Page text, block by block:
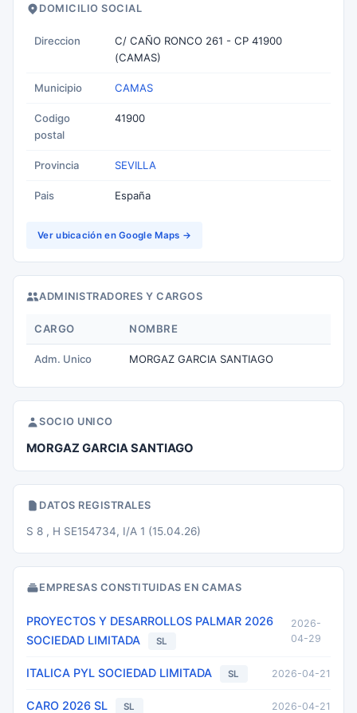
DOMICILIO SOCIAL
Direccion
C/ CAÑO RONCO 261 - CP 41900
(CAMAS)
Municipio CAMAS
Codigo
postal
41900
Provincia SEVILLA
Pais España
Ver ubicación en Google Maps →
ADMINISTRADORES Y CARGOS
CARGO NOMBRE
Adm. Unico MORGAZ GARCIA SANTIAGO
SOCIO UNICO
MORGAZ GARCIA SANTIAGO
DATOS REGISTRALES
S 8 , H SE154734, I/A 1 (15.04.26)
EMPRESAS CONSTITUIDAS EN CAMAS
PROYECTOS Y DESARROLLOS PALMAR 2026
SOCIEDAD LIMITADA
SL
2026-
04-29
ITALICA PYL SOCIEDAD LIMITADA SL 2026-04-21
CARO 2026 SL SL 2026-04-21